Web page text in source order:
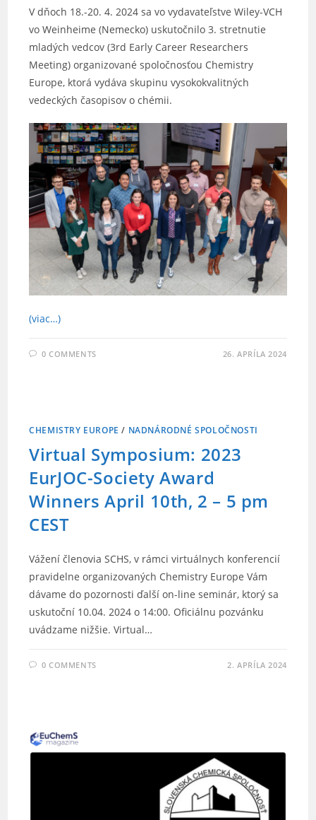
V dňoch 18.-20. 4. 2024 sa vo vydavateľstve Wiley-VCH
vo Weinheime (Nemecko) uskutočnilo 3. stretnutie
mladých vedcov (3rd Early Career Researchers
Meeting) organizované spoločnosťou Chemistry
Europe, ktorá vydáva skupinu vysokokvalitných
vedeckých časopisov o chémii.
(viac…)
0 COMMENTS 26. APRÍLA 2024
CHEMISTRY EUROPE / NADNÁRODNÉ SPOLOČNOSTI
Virtual Symposium: 2023
EurJOC-Society Award
Winners April 10th, 2 – 5 pm
CEST
Vážení členovia SCHS, v rámci virtuálnych konferencií
pravidelne organizovaných Chemistry Europe Vám
dávame do pozornosti ďalší on-line seminár, ktorý sa
uskutoční 10.04. 2024 o 14:00. Oficiálnu pozvánku
uvádzame nižšie. Virtual…
0 COMMENTS 2. APRÍLA 2024